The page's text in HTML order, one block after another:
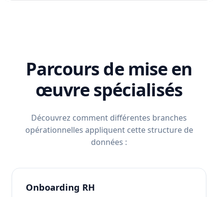
Parcours de mise en
œuvre spécialisés
Découvrez comment différentes branches
opérationnelles appliquent cette structure de
données :
Onboarding RH